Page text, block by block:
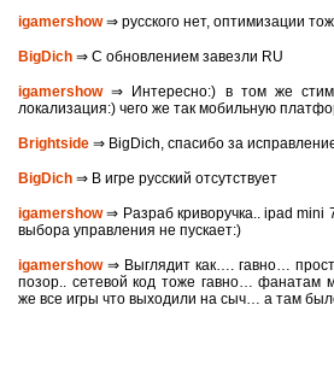
igamershow⇒ русского нет, оптимизации
BigDich ⇒ С обновлением завезли RU
igamershow⇒ Интересно:) в том же
локализация:) чего же так мобильную
Brightside ⇒ BigDich, спасибо за
BigDich ⇒ В игре русский отсутствует
igamershow⇒ Разраб криворучка.. ipad mini
выбора управления не пускает:)
igamershow⇒ Выглядит как…. гавно…
позор.. сетевой код тоже гавно… фанатам
же все игры что выходили на сыч… а там